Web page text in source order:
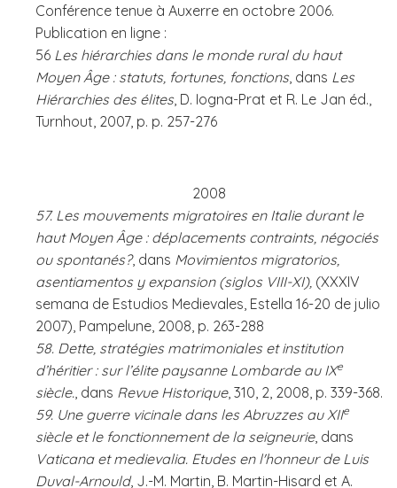
Conférence tenue à Auxerre en octobre 2006.
Publication en ligne :
56 Les hiérarchies dans le monde rural du haut
Moyen Âge : statuts, fortunes, fonctions , dans Les
Hiérarchies des élites , D. Iogna-Prat et R. Le Jan éd.,
Turnhout, 2007, p. p. 257-276
2008
57. Les mouvements migratoires en Italie durant le
haut Moyen Âge : déplacements contraints, négociés
ou spontanés?, dans Movimientos migratorios,
asentiamentos y expansion (siglos VIII-XI), (XXXIV
semana de Estudios Medievales, Estella 16-20 de julio
2007), Pampelune, 2008, p. 263-288
58. Dette, stratégies matrimoniales et institution
d’héritier : sur l’élite paysanne Lombarde au IXe
siècle., dans Revue Historique, 310, 2, 2008, p. 339-368.
59. Une guerre vicinale dans les Abruzzes au XIIe
siècle et le fonctionnement de la seigneurie, dans
Vaticana et medievalia. Etudes en l'honneur de Luis
Duval-Arnould, J.-M. Martin, B. Martin-Hisard et A.